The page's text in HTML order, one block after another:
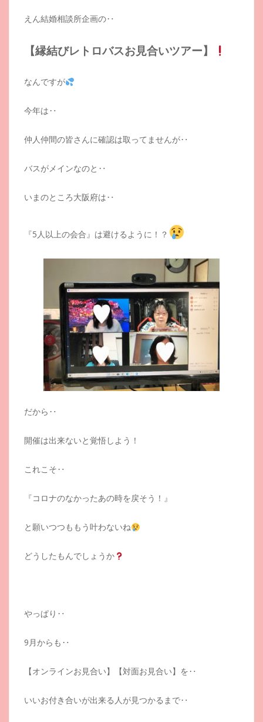
えん結婚相談所企画の‥
【縁結びレトロバスお見合いツアー】
なんですが
今年は‥
仲人仲間の皆さんに確認は取ってませんが‥
バスがメインなのと‥
いまのところ大阪府は‥
『5人以上の会合』は避けるように！？
だから‥
開催は出来ないと覚悟しよう！
これこそ‥
『コロナのなかったあの時を戻そう！』
と願いつつももう叶わないね
どうしたもんでしょうか
やっぱり‥
9月からも‥
【オンラインお見合い】【対面お見合い】を‥
いいお付き合いが出来る人が見つかるまで‥